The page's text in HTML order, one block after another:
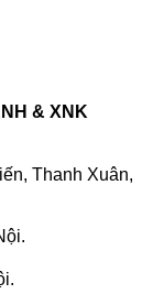
& XNK
Thanh Xuân,